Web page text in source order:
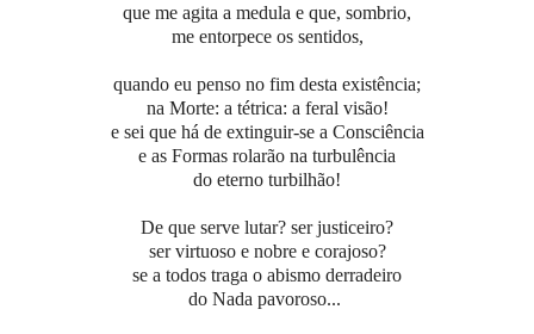
que me agita a medula e que, sombrio,
me entorpece os sentidos,
quando eu penso no fim desta existência;
na Morte: a tétrica: a feral visão!
e sei que há de extinguir-se a Consciência
e as Formas rolarão na turbulência
do eterno turbilhão!
De que serve lutar? ser justiceiro?
ser virtuoso e nobre e corajoso?
se a todos traga o abismo derradeiro
do Nada pavoroso...